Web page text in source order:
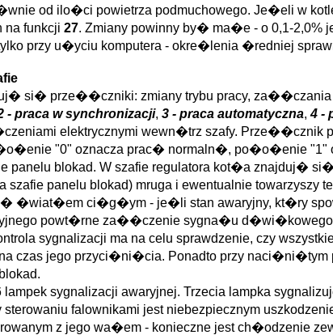
od ilo�ci powietrza podmuchowego. Je�eli w
funkcji 27. Zmiany powinny by� ma�e - o 0,1-2,0%
przy u�yciu komputera - okre�lenia �redniej
si� prze��czniki: zmiany trybu pracy,
- praca w synchronizacji, 3 - praca automatyczna,4 -
elektrycznymi wewn�trz szafy.
"0" oznacza prac� normaln�, po�o�enie "1"
blokad. W szafie regulatora kot�a znajduj�
szafie panelu blokad) mruga i ewentualnie
�wiat�em ci�g�ym - je�li stan awaryjny, kt�ry
powt�rne za��czenie sygna�u
sygnalizacji ma na celu sprawdzenie, czy
czas jego przyci�ni�cia. Ponadto przy naci�ni�tym
lampek sygnalizacji awaryjnej. Trzecia lampka
falownikami jest niebezpiecznym
z jego wa�em - konieczne jest ch�odzenie